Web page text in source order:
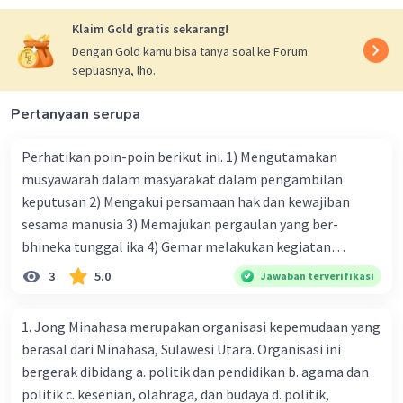
pergaulan walaupun berbeda bahasa dengan teman-
teman sekelasnya.
Klaim Gold gratis sekarang!
Dengan Gold kamu bisa tanya soal ke Forum
sepuasnya, lho.
Pertanyaan serupa
Perhatikan poin-poin berikut ini. 1) Mengutamakan
musyawarah dalam masyarakat dalam pengambilan
keputusan 2) Mengakui persamaan hak dan kewajiban
sesama manusia 3) Memajukan pergaulan yang ber-
bhineka tunggal ika 4) Gemar melakukan kegiatan
kemanusiaan 5) Memberi kesempatan untuk berbicara 6)
Menghargai pendapat orang lain Perbuatan yang
terutama sila keempat ditunjukan nomor ... a. 1), 3) dan 5)
b. 1), 5) dan 6) c. 2). 4) dan 5) d. 3), 4) dan 5) e. 4), 5) dan 6)
Mohon bantuannya, terima kasih 😊🙏
3 5.0 Jawaban terverifikasi
1. Jong Minahasa merupakan organisasi kepemudaan yang
berasal dari Minahasa, Sulawesi Utara. Organisasi ini
bergerak dibidang a. politik dan pendidikan b. agama dan
politik c. kesenian, olahraga, dan budaya d. politik,